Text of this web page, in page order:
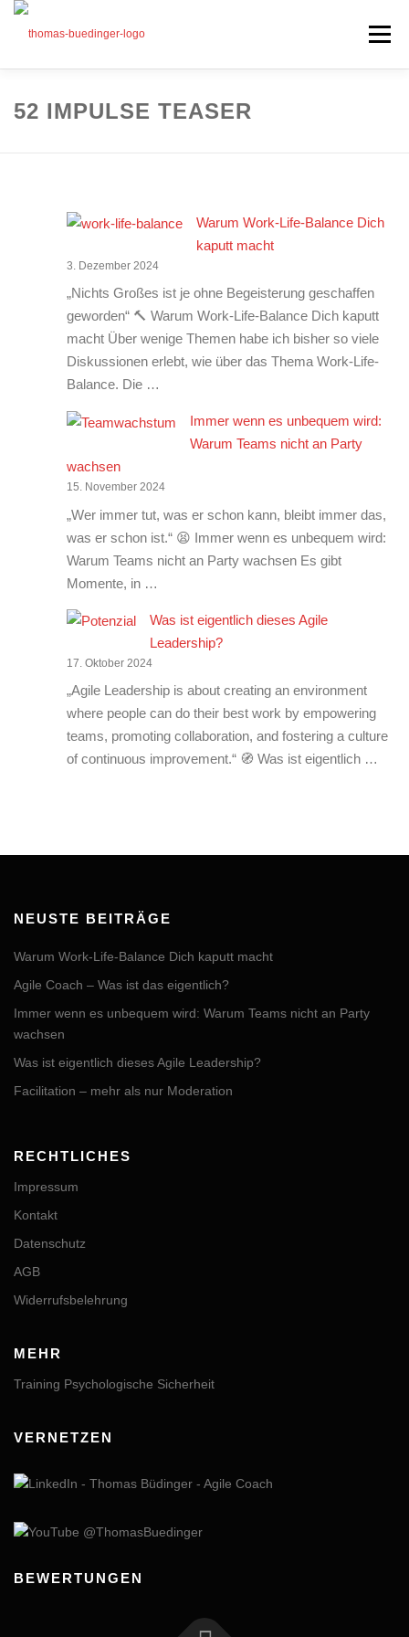
Zum
Menü
Mein Angebot
Über mich
Presse
52 IMPULSE TEASER
Warum Work-Life-Balance Dich
kaputt macht
3. Dezember 2024
„Nichts Großes ist je ohne Begeisterung geschaffen
geworden“ 🔨 Warum Work-Life-Balance Dich kaputt
macht Über wenige Themen habe ich bisher so viele
Diskussionen erlebt, wie über das Thema Work-Life-
Balance. Die …
Immer wenn es unbequem wird:
Warum Teams nicht an Party
wachsen
15. November 2024
„Wer immer tut, was er schon kann, bleibt immer das,
was er schon ist.“ 😫 Immer wenn es unbequem wird:
Warum Teams nicht an Party wachsen Es gibt
Momente, in …
Was ist eigentlich dieses Agile
Leadership?
17. Oktober 2024
„Agile Leadership is about creating an environment
where people can do their best work by empowering
teams, promoting collaboration, and fostering a culture
of continuous improvement.“ 🧭 Was ist eigentlich …
NEUSTE BEITRÄGE
Warum Work-Life-Balance Dich kaputt macht
Agile Coach – Was ist das eigentlich?
Immer wenn es unbequem wird: Warum Teams nicht an Party
wachsen
Was ist eigentlich dieses Agile Leadership?
Facilitation – mehr als nur Moderation
RECHTLICHES
Impressum
Kontakt
Datenschutz
AGB
Widerrufsbelehrung
MEHR
Training Psychologische Sicherheit
VERNETZEN
BEWERTUNGEN